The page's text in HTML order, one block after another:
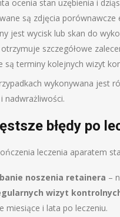
ocenia stan uzębienia i
są zdjęcia porównawcze
jest wycisk lub skan do
szczegółowe
są terminy kolejnych wizyt
wykonywana jest
nadwrażliwości.
błędy po
leczenia aparatem
noszenia retainera –
wizyt
miesiące i lata po leczeniu.